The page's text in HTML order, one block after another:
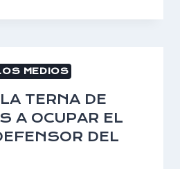
MEDIOS
TERNA DE
A OCUPAR EL
DEL